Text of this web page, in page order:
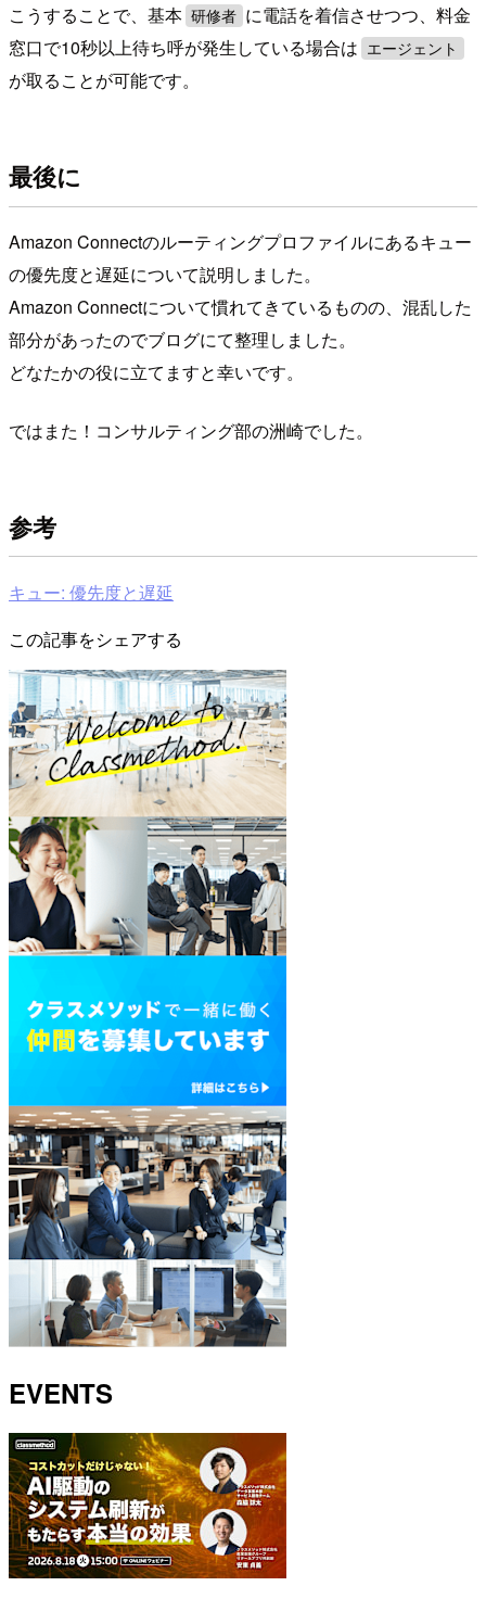
こうすることで、基本 研修者 に電話を着信させつつ、料金
窓口で10秒以上待ち呼が発生している場合は
エージェント
が取ることが可能です。
最後に
Amazon Connectのルーティングプロファイルにあるキュー
の優先度と遅延について説明しました。
Amazon Connectについて慣れてきているものの、混乱した
部分があったのでブログにて整理しました。
どなたかの役に立てますと幸いです。
ではまた！コンサルティング部の洲崎でした。
参考
キュー: 優先度と遅延
この記事をシェアする
EVENTS